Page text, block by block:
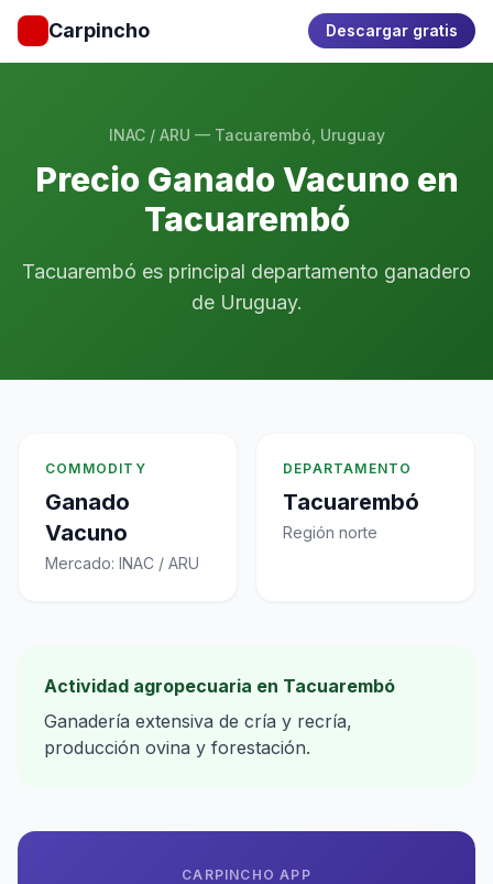
Carpincho Descargar gratis
INAC / ARU — Tacuarembó, Uruguay
Precio Ganado Vacuno en
Tacuarembó
Tacuarembó es principal departamento ganadero
de Uruguay.
COMMODITY
Ganado
Vacuno
Mercado: INAC / ARU
DEPARTAMENTO
Tacuarembó
Región norte
Actividad agropecuaria en Tacuarembó
Ganadería extensiva de cría y recría,
producción ovina y forestación.
CARPINCHO APP